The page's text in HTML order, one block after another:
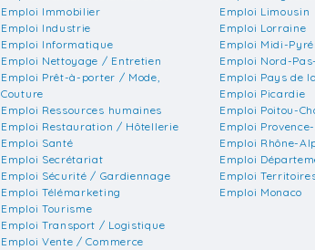
Emploi Immobilier
Emploi Industrie
Emploi Informatique
Emploi Nettoyage / Entretien
Emploi Prêt-à-porter / Mode,
Couture
Emploi Ressources humaines
Emploi Restauration / Hôtellerie
Emploi Santé
Emploi Secrétariat
Emploi Sécurité / Gardiennage
Emploi Télémarketing
Emploi Tourisme
Emploi Transport / Logistique
Emploi Vente / Commerce
Emploi Limousin
Emploi Lorraine
Emploi Midi-
Emploi Nord-
Emploi Pays de
Emploi Picardie
Emploi Poitou-
Emploi
Emploi Rhône-
Emploi
Emploi
Emploi Monaco